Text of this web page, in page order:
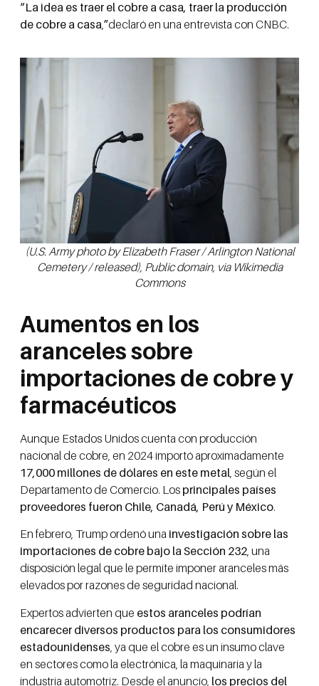
“La idea es traer el cobre a casa, traer la producción
de cobre a casa,”declaró en una entrevista con CNBC.
(U.S. Army photo by Elizabeth Fraser / Arlington National
Cemetery / released), Public domain, via Wikimedia
Commons
Aumentos en los
aranceles sobre
importaciones de cobre y
farmacéuticos
Aunque Estados Unidos cuenta con producción
nacional de cobre, en 2024 importó aproximadamente
17,000 millones de dólares en este metal, según el
Departamento de Comercio. Los principales países
proveedores fueron Chile, Canadá, Perú y México.
En febrero, Trump ordenó una investigación sobre las
importaciones de cobre bajo la Sección 232, una
disposición legal que le permite imponer aranceles más
elevados por razones de seguridad nacional.
Expertos advierten que estos aranceles podrían
encarecer diversos productos para los consumidores
estadounidenses , ya que el cobre es un insumo clave
en sectores como la electrónica, la maquinaria y la
industria automotriz. Desde el anuncio, los precios del